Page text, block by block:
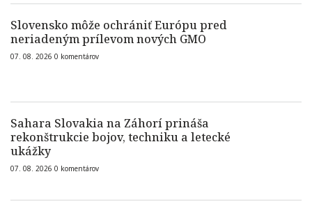
Slovensko môže ochrániť Európu pred
neriadeným prílevom nových GMO
07. 08. 2026 0 komentárov
Sahara Slovakia na Záhorí prináša
rekonštrukcie bojov, techniku a letecké
ukážky
07. 08. 2026 0 komentárov